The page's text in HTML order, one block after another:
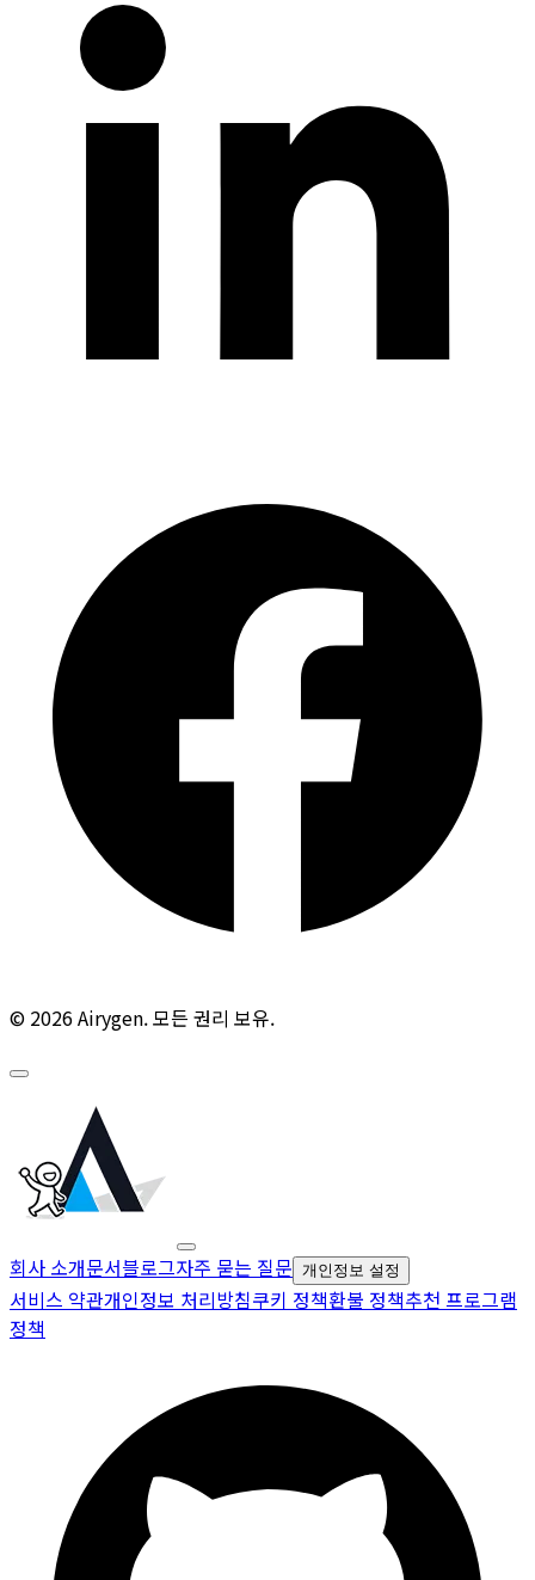
© 2026 Airygen. 모든 권리 보유.
회사 소개문서블로그자주 묻는 질문 개인정보 설정
서비스 약관개인정보 처리방침쿠키 정책환불 정책추천 프로그램
정책